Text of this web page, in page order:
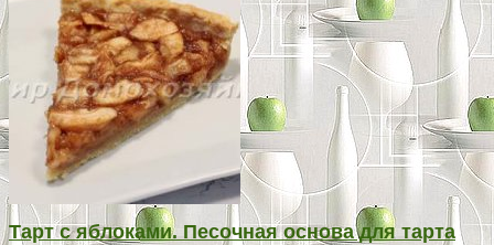
Тарт с яблоками. Песочная основа для тарта